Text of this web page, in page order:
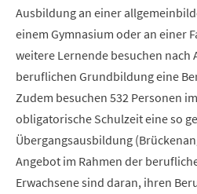
Ausbildung an einer
einem Gymnasium oder an einer
weitere Lernende besuchen nach
beruflichen Grundbildung eine
Zudem besuchen 532 Personen
obligatorische Schulzeit eine so
Übergangsausbildung
Angebot im Rahmen der
Erwachsene sind daran, ihren